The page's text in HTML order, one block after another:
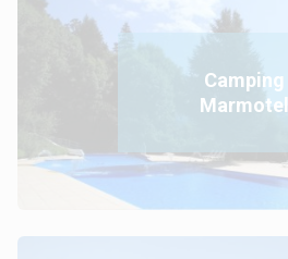
Camping
Marmotel